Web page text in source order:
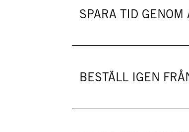
SPARA TID GENOM
BESTÄLL IGEN